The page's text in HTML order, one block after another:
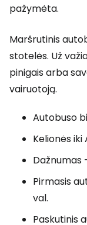
pažymėta.
Maršrutinis
stotelės. Už
pinigais arba
vairuotoją.
Autobuso
Kelionės
Dažnumas
Pirmasis
val.
Paskutinis